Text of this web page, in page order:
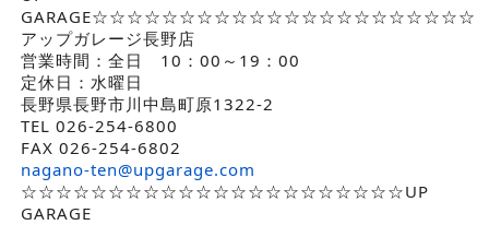
GARAGE☆☆☆☆☆☆☆☆☆☆☆☆☆☆☆☆☆☆☆☆☆☆
アップガレージ長野店
営業時間：全日 10：00～19：00
定休日：水曜日
長野県長野市川中島町原1322-2
TEL 026-254-6800
FAX 026-254-6802
nagano-ten@upgarage.com
☆☆☆☆☆☆☆☆☆☆☆☆☆☆☆☆☆☆☆☆☆☆UP
GARAGE